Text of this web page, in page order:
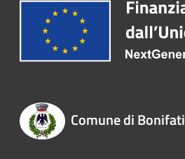
Comune di Bonifati